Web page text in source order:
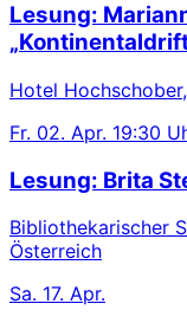
Lesung:
Hotel
Fr. 02. Apr. 19:30
Lesung: Brita
Bibliothekarischer
Österreich
Sa. 17. Apr.